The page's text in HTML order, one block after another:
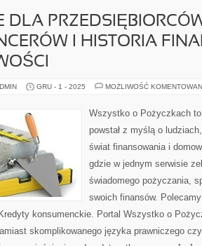
DLA
I HISTORIA
GRU - 1 - 2025 MOŻLIWOŚĆ
Wszystko o Pożyczkach
powstał z myślą o
świat finansowania i
gdzie w jednym serwisie
świadomego pożyczania,
swoich finansów.
konsumenckie. Portal Wszystko o
skomplikowanego języka prawniczego